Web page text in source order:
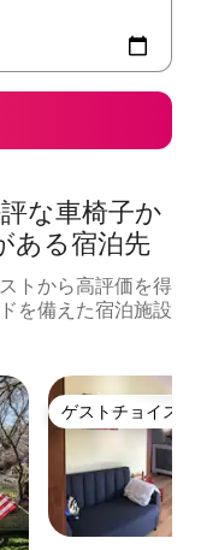
な車椅子か
ある宿泊先
トから高評価を得
を備えた宿泊施設
ゲストチョイス
ゲストチョイス